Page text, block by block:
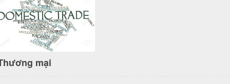
mại